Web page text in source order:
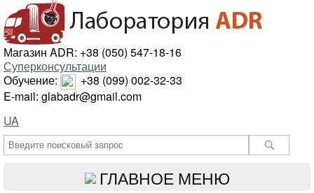
Магазин ADR: +38 (050) 547-18-16
Суперконсультации
Обучение:
+38 (099) 002-32-33
E-mail: glabadr@gmail.com
UA
ГЛАВНОЕ МЕНЮ